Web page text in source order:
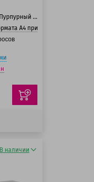
/ Черный
А4 при 5% заполнении
В наличии